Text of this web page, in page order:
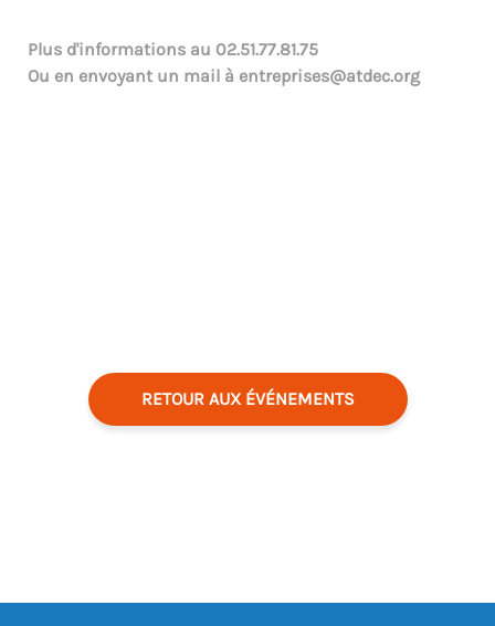
Plus d'informations au 02.51.77.81.75
Ou en envoyant un mail à entreprises@atdec.org
RETOUR AUX ÉVÉNEMENTS